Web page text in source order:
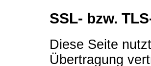
SSL- bzw.
Diese Seite
Übertragung